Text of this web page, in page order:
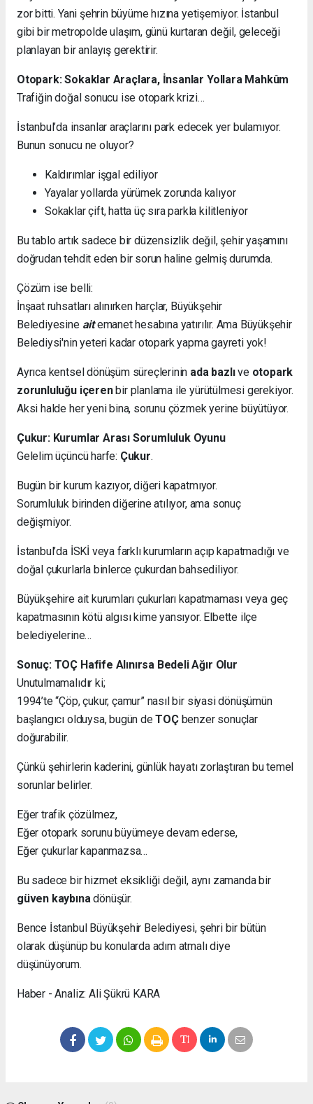
zor bitti. Yani şehrin büyüme hızına yetişemiyor. İstanbul
gibi bir metropolde ulaşım, günü kurtaran değil, geleceği
planlayan bir anlayış gerektirir.
Otopark: Sokaklar Araçlara, İnsanlar Yollara Mahkûm
Trafiğin doğal sonucu ise otopark krizi…
İstanbul’da insanlar araçlarını park edecek yer bulamıyor.
Bunun sonucu ne oluyor?
Kaldırımlar işgal ediliyor
Yayalar yollarda yürümek zorunda kalıyor
Sokaklar çift, hatta üç sıra parkla kilitleniyor
Bu tablo artık sadece bir düzensizlik değil, şehir yaşamını
doğrudan tehdit eden bir sorun haline gelmiş durumda.
Çözüm ise belli:
İnşaat ruhsatları alınırken harçlar, Büyükşehir
Belediyesine aitemanet hesabına yatırılır. Ama Büyükşehir
Belediysi'nin yeteri kadar otopark yapma gayreti yok!
Ayrıca kentsel dönüşüm süreçlerinin ada bazlıve otopark
zorunluluğu içerenbir planlama ile yürütülmesi gerekiyor.
Aksi halde her yeni bina, sorunu çözmek yerine büyütüyor.
Çukur: Kurumlar Arası Sorumluluk Oyunu
Gelelim üçüncü harfe: Çukur.
Bugün bir kurum kazıyor, diğeri kapatmıyor.
Sorumluluk birinden diğerine atılıyor, ama sonuç
değişmiyor.
İstanbul’da İSKİ veya farklı kurumların açıp kapatmadığı ve
doğal çukurlarla binlerce çukurdan bahsediliyor.
Büyükşehire ait kurumları çukurları kapatmaması veya geç
kapatmasının kötü algısı kime yansıyor. Elbette ilçe
belediyelerine…
Sonuç: TOÇ Hafife Alınırsa Bedeli Ağır Olur
Unutulmamalıdır ki;
1994’te “Çöp, çukur, çamur” nasıl bir siyasi dönüşümün
başlangıcı olduysa, bugün deTOÇbenzer sonuçlar
doğurabilir.
Çünkü şehirlerin kaderini, günlük hayatı zorlaştıran bu temel
sorunlar belirler.
Eğer trafik çözülmez,
Eğer otopark sorunu büyümeye devam ederse,
Eğer çukurlar kapanmazsa…
Bu sadece bir hizmet eksikliği değil, aynı zamanda bir
güven kaybına dönüşür.
Bence İstanbul Büyükşehir Belediyesi, şehri bir bütün
olarak düşünüp bu konularda adım atmalı diye
düşünüyorum.
Haber - Analiz: Ali Şükrü KARA